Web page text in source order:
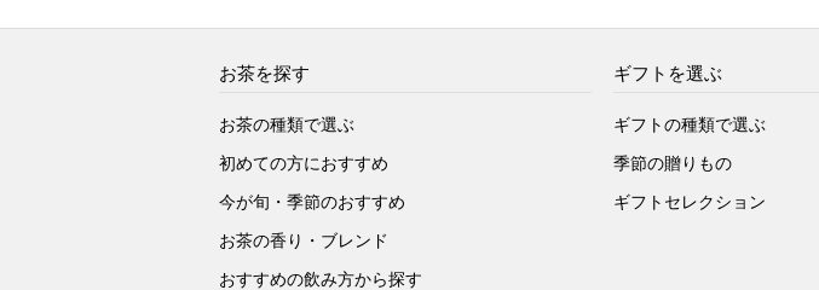
お茶を探す
お茶の種類で選ぶ
初めての方におすすめ
今が旬・季節のおすすめ
お茶の香り・ブレンド
おすすめの飲み方から探す
ギフトを選ぶ
ギフトの種類で選ぶ
季節の贈りもの
ギフトセレクション